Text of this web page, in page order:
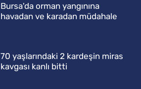
Bursa'da orman yangınına
havadan ve karadan müdahale
70 yaşlarındaki 2 kardeşin miras
kavgası kanlı bitti